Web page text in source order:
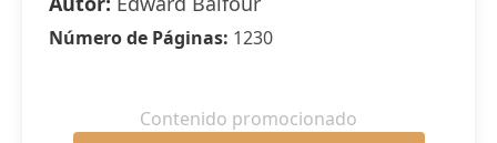
Número de Páginas: 1230
Contenido promocionado